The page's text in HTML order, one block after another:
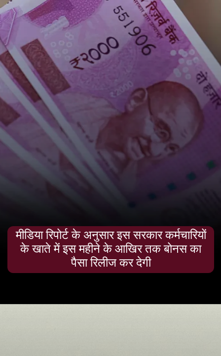
मीडिया रिपोर्ट के अनुसार इस सरकार कर्मचारियों
के खाते में इस महीने के आखिर तक बोनस का
पैसा रिलीज कर देगी